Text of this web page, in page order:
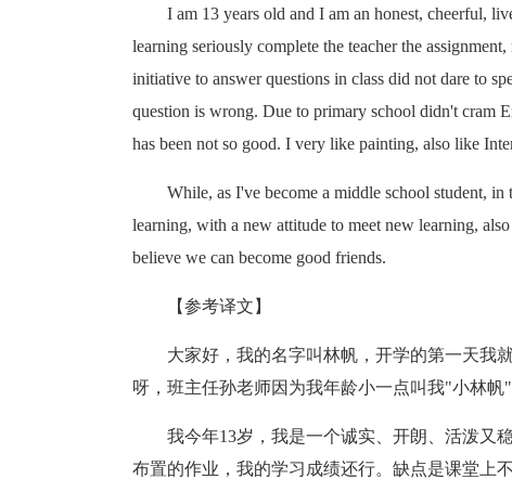
I am 13 years old and I am an honest, cheerful,
learning seriously complete the teacher the
initiative to answer questions in class did not dare to
question is wrong. Due to primary school didn't cram
has been not so good. I very like painting, also like
While, as I've become a middle school student,
learning, with a new attitude to meet new learning,
believe we can become good friends.
【参考译文】
大家好，我的名字叫林帆，开学的第一天我
呀，班主任孙老师因为我年龄小一点叫我"小林
我今年13岁，我是一个诚实、开朗、活泼又
布置的作业，我的学习成绩还行。缺点是课堂上